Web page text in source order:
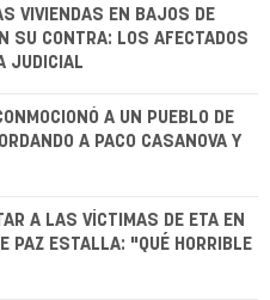
VIVIENDAS EN BAJOS DE
SU CONTRA: LOS AFECTADOS
JUDICIAL
A UN PUEBLO DE
A PACO CASANOVA Y
A LAS VÍCTIMAS DE ETA EN
PAZ ESTALLA: "QUÉ HORRIBLE